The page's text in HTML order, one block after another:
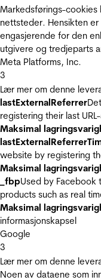
Markedsførings-cookies
nettsteder. Hensikten
engasjerende for den
utgivere og tredjeparts
Meta Platforms, Inc.
3
Lær mer om denne
lastExternalReferrer
registering their last
Maksimal
website by registering
Maksimal
_fbpUsed by Facebook
products such as real
Maksimal
informasjonskapsel
Google
3
Lær mer om denne
Noen av dataene som